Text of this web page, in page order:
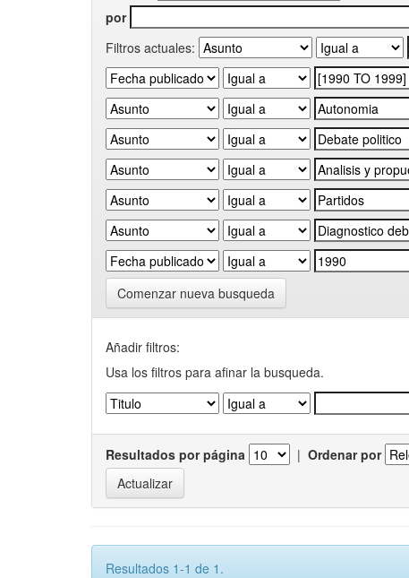
por
Filtros actuales:
Comenzar nueva busqueda
Añadir filtros:
Usa los filtros para afinar la busqueda.
Resultados por página | Ordenar por
Resultados 1-1 de 1.